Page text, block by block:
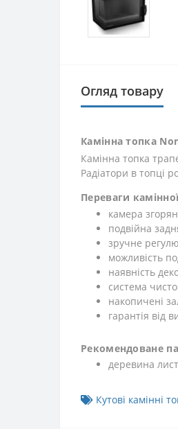
Огляд товару
Камінна топка
Камінна топка
Радіатори в топці
Переваги
камера
подвійна
зручне
можливість
наявність
система
накопичені
гарантія від
Рекомендоване
деревина
Кутові камінні